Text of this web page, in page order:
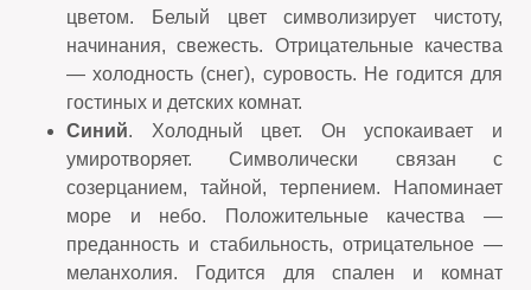
цветом. Белый цвет символизирует чистоту,
начинания, свежесть. Отрицательные качества
— холодность (снег), суровость. Не годится для
гостиных и детских комнат.
Синий. Холодный цвет. Он успокаивает и
умиротворяет. Символически связан с
созерцанием, тайной, терпением. Напоминает
море и небо. Положительные качества —
преданность и стабильность, отрицательное —
меланхолия. Годится для спален и комнат